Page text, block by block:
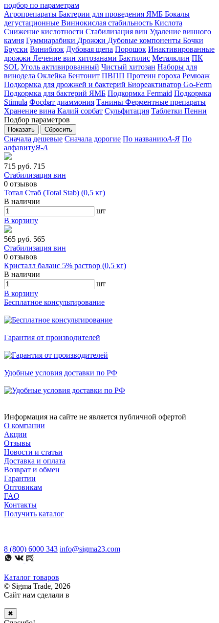
подбор по параметрам
Агропрепараты Бактерии для проведения ЯМБ Бокалы
дегустационные Виннокислая стабильность Кислота
Снижение кислотности Стабилизация вин Удаление винного
камня Гуммиарабики Дрожжи Дубовые компоненты Бочки
Бруски Виниблок Дубовая щепа Порошок Инактивированные
дрожжи Лечение вин хитозанами Бактилис Металклин ПК
SOL Уголь активированный Чистый хитозан Наборы для
винодела Оклейка Бентонит ПВПП Протеин гороха Ремюаж
Подкормка для дрожжей и бактерий Биореактиватор Go-Ferm
Подкормка для бактерий ЯМБ Подкормка Fermaid Подкормка
Stimula Фосфат диаммония Танины Ферментные препараты
Хранение вина Калий сорбат Сульфитация Таблетки Пенни
Подбор параметров
Сначала дешевые Сначала дорогие По названиюА-Я По
алфавитуЯ-А
715 руб. 715
Стабилизация вин
0 отзывов
Тотал Стаб (Total Stab) (0,5 кг)
В наличии
шт
В корзину
565 руб. 565
Стабилизация вин
0 отзывов
Кристалл баланс 5% раствор (0,5 кг)
В наличии
шт
В корзину
Бесплатное консультирование
Гарантия от производителей
Удобные условия доставки по РФ
Информация на сайте не является публичной офертой
О компании
Акции
Отзывы
Новости и статьи
Доставка и оплата
Возврат и обмен
Гарантии
Оптовикам
FAQ
Контакты
Получить каталог
8 (800) 6000 343 info@sigma23.com
Каталог товаров
© Sigma Trade, 2026
Сайт нам сделали в
✖